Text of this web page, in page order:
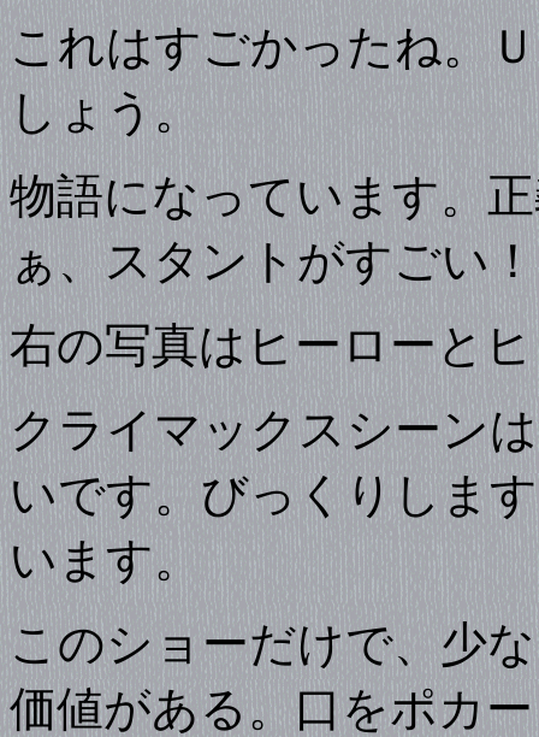
これはすごかったね。
しょう。
物語になっています。
ぁ、スタントがすごい！
右の写真はヒーローと
クライマックスシーン
いです。びっくりしま
います。
このショーだけで、少
価値がある。口をポカ